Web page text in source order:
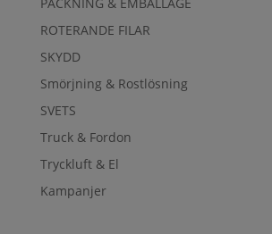
ROTERANDE FILAR
SKYDD
Smörjning & Rostlösning
SVETS
Truck & Fordon
Tryckluft & El
Kampanjer